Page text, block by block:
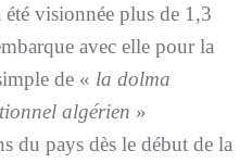
visionnée plus de 1,3
avec elle pour la
de « la dolma
algérien »
du pays dès le début de la